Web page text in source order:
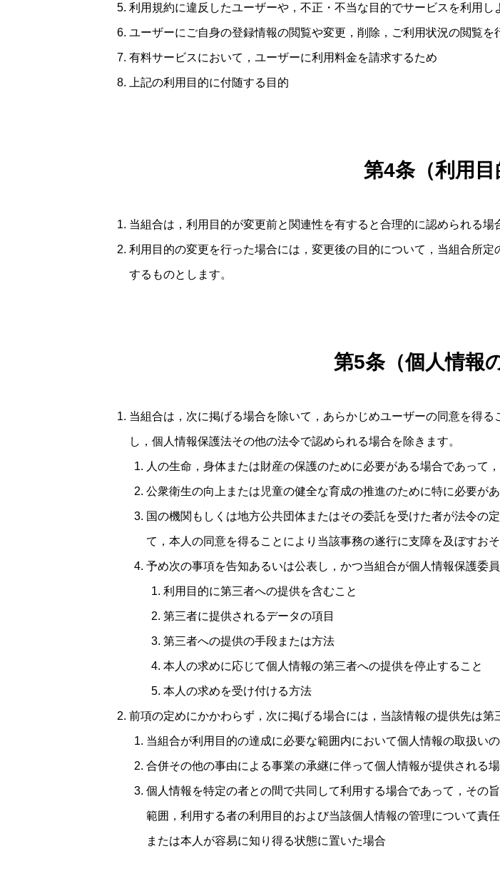
利用規約に違反したユーザーや，不正・不当な目的でサービスを利用
ユーザーにご自身の登録情報の閲覧や変更，削除，ご利用状況の閲覧を
有料サービスにおいて，ユーザーに利用料金を請求するため
上記の利用目的に付随する目的
第4条（利用目
当組合は，利用目的が変更前と関連性を有すると合理的に認められる
利用目的の変更を行った場合には，変更後の目的について，当組合所
するものとします。
第5条（個人情報
当組合は，次に掲げる場合を除いて，あらかじめユーザーの同意を得
し，個人情報保護法その他の法令で認められる場合を除きます。
人の生命，身体または財産の保護のために必要がある場合であって
公衆衛生の向上または児童の健全な育成の推進のために特に必要が
国の機関もしくは地方公共団体またはその委託を受けた者が法令の
て，本人の同意を得ることにより当該事務の遂行に支障を及ぼすお
予め次の事項を告知あるいは公表し，かつ当組合が個人情報保護委
利用目的に第三者への提供を含むこと
第三者に提供されるデータの項目
第三者への提供の手段または方法
本人の求めに応じて個人情報の第三者への提供を停止すること
本人の求めを受け付ける方法
前項の定めにかかわらず，次に掲げる場合には，当該情報の提供先は第
当組合が利用目的の達成に必要な範囲内において個人情報の取扱い
合併その他の事由による事業の承継に伴って個人情報が提供される
個人情報を特定の者との間で共同して利用する場合であって，その
範囲，利用する者の利用目的および当該個人情報の管理について責
または本人が容易に知り得る状態に置いた場合